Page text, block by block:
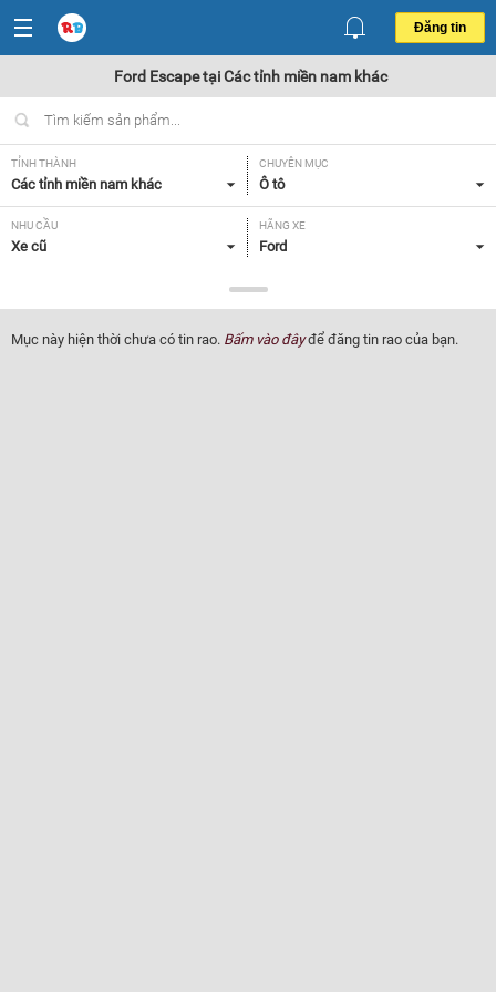
Đăng tin
Ford Escape tại Các tỉnh miền nam khác
TỈNH THÀNH
Các tỉnh miền nam khác
CHUYÊN MỤC
Ô tô
NHU CẦU
Xe cũ
HÃNG XE
Ford
Escape
NĂM SẢN XUẤT
Tất cả
GIÁ XE XUẤT XỨ
Mục này hiện thời chưa có tin rao. Bấm vào đâyđể đăng tin rao của bạn.